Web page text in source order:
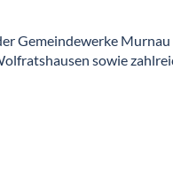
Gemeindewerke
sowie